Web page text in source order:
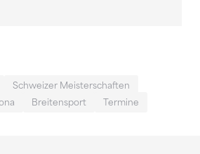
Schweizer Meisterschaften
Breitensport Termine